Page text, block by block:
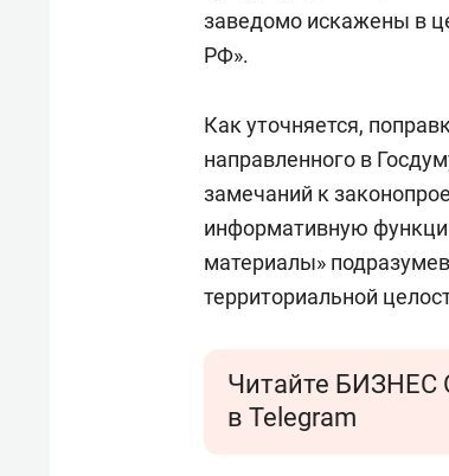
заведомо искажены в
РФ».
Как уточняется,
направленного в
замечаний к
информативную
материалы»
территориальной
Читайте БИЗНЕС
в Telegram